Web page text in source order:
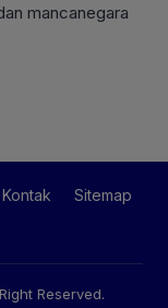
mancanegara
Kontak
Sitemap
Reserved.